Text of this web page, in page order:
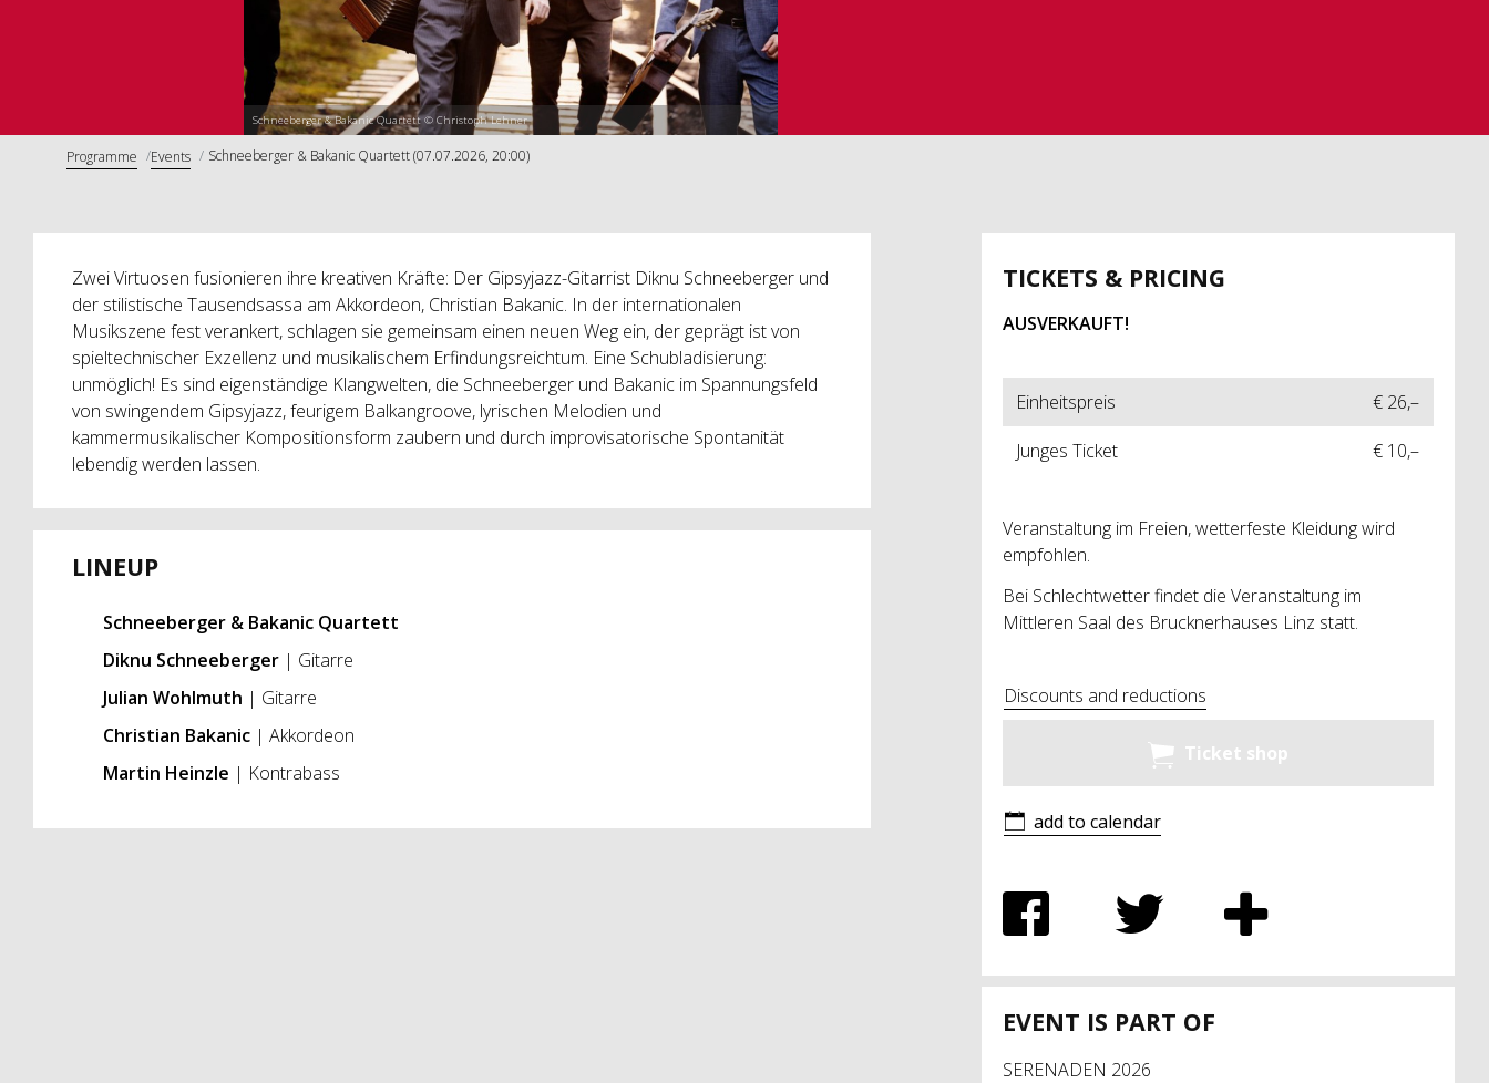
Schneeberger & Bakanic Quartett © Christoph Lehner
Programme Events Schneeberger & Bakanic Quartett (07.07.2026, 20:00)
Zwei Virtuosen fusionieren ihre kreativen Kräfte: Der Gipsyjazz-Gitarrist Diknu Schneeberger und
der stilistische Tausendsassa am Akkordeon, Christian Bakanic. In der internationalen
Musikszene fest verankert, schlagen sie gemeinsam einen neuen Weg ein, der geprägt ist von
spieltechnischer Exzellenz und musikalischem Erfindungsreichtum. Eine Schubladisierung:
unmöglich! Es sind eigenständige Klangwelten, die Schneeberger und Bakanic im Spannungsfeld
von swingendem Gipsyjazz, feurigem Balkangroove, lyrischen Melodien und
kammermusikalischer Kompositionsform zaubern und durch improvisatorische Spontanität
lebendig werden lassen.
LINEUP
Schneeberger & Bakanic Quartett
Diknu Schneeberger | Gitarre
Julian Wohlmuth | Gitarre
Christian Bakanic | Akkordeon
Martin Heinzle | Kontrabass
TICKETS & PRICING
AUSVERKAUFT!
Einheitspreis
€ 26,–
Junges Ticket
€ 10,–
Veranstaltung im Freien, wetterfeste Kleidung wird
empfohlen.
Bei Schlechtwetter findet die Veranstaltung im
Mittleren Saal des Brucknerhauses Linz statt.
Discounts and reductions
Ticket shop
add to calendar
EVENT IS PART OF
SERENADEN 2026